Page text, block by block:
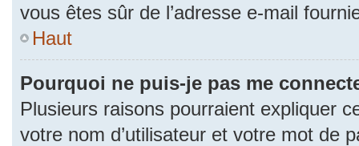
vous êtes sûr de l’adresse e-mail
Haut
Pourquoi ne puis-je pas me
Plusieurs raisons pourraient expliquer
votre nom d’utilisateur et votre mot de